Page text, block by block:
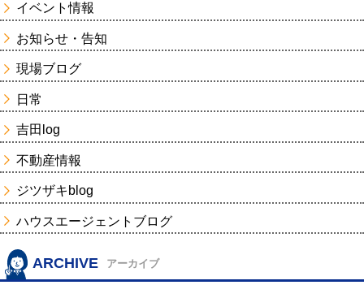
イベント情報
お知らせ・告知
現場ブログ
日常
吉田log
不動産情報
ジツザキblog
ハウスエージェントブログ
ARCHIVE アーカイブ